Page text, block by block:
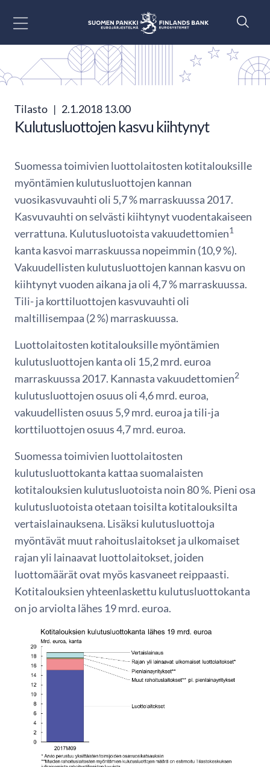
Tilasto | 2.1.2018 13.00
Kulutusluottojen kasvu kiihtynyt
Suomessa toimivien luottolaitosten kotitalouksille
myöntämien kulutusluottojen kannan
vuosikasvuvauhti oli 5,7 % marraskuussa 2017.
Kasvuvauhti on selvästi kiihtynyt vuodentakaiseen
verrattuna. Kulutusluotoista vakuudettomien1
kanta kasvoi marraskuussa nopeimmin (10,9 %).
Vakuudellisten kulutusluottojen kannan kasvu on
kiihtynyt vuoden aikana ja oli 4,7 % marraskuussa.
Tili- ja korttiluottojen kasvuvauhti oli
maltillisempaa (2 %) marraskuussa.
Luottolaitosten kotitalouksille myöntämien
kulutusluottojen kanta oli 15,2 mrd. euroa
marraskuussa 2017. Kannasta vakuudettomien2
kulutusluottojen osuus oli 4,6 mrd. euroa,
vakuudellisten osuus 5,9 mrd. euroa ja tili-ja
korttiluottojen osuus 4,7 mrd. euroa.
Suomessa toimivien luottolaitosten
kulutusluottokanta kattaa suomalaisten
kotitalouksien kulutusluotoista noin 80 %. Pieni osa
kulutusluotoista otetaan toisilta kotitalouksilta
vertaislainauksena. Lisäksi kulutusluottoja
myöntävät muut rahoituslaitokset ja ulkomaiset
rajan yli lainaavat luottolaitokset, joiden
luottomäärät ovat myös kasvaneet reippaasti.
Kotitalouksien yhteenlaskettu kulutusluottokanta
on jo arviolta lähes 19 mrd. euroa.